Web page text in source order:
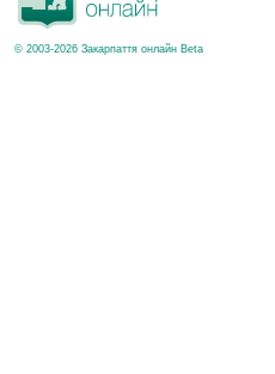
© 2003-2026 Закарпаття онлайн Beta